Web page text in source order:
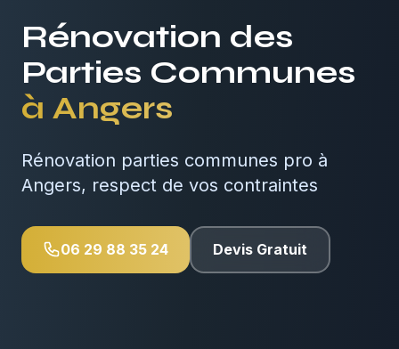
Rénovation des
Parties Communes
à Angers
Rénovation parties communes pro à
Angers, respect de vos contraintes
06 29 88 35 24 Devis Gratuit